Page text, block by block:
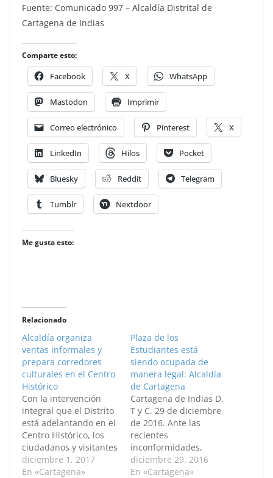
Fuente: Comunicado 997 – Alcaldía Distrital de
Cartagena de Indias
Comparte esto:
Facebook X WhatsApp
Mastodon Imprimir
Correo electrónico Pinterest X
LinkedIn Hilos Pocket
Bluesky Reddit Telegram
Tumblr Nextdoor
Me gusta esto:
Relacionado
Alcaldía organiza
ventas informales y
prepara corredores
culturales en el Centro
Histórico
Con la intervención
integral que el Distrito
está adelantando en el
Centro Histórico, los
ciudadanos y visitantes
podrán disfrutar de
una mejor calidad del
diciembre 1, 2017
En «Cartagena»
Plaza de los
Estudiantes está
siendo ocupada de
manera legal: Alcaldía
de Cartagena
Cartagena de Indias D.
T y C. 29 de diciembre
de 2016. Ante las
recientes
inconformidades,
quejas y citaciones
para protestas en
diciembre 29, 2016
En «Cartagena»